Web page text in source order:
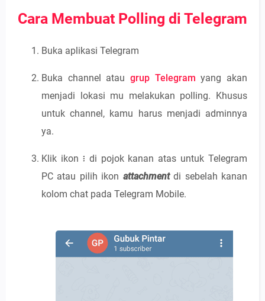
Cara Membuat Polling di Telegram
Buka aplikasi Telegram
Buka channel atau grup Telegram yang akan
menjadi lokasi mu melakukan polling. Khusus
untuk channel, kamu harus menjadi adminnya
ya.
Klik ikon ፧ di pojok kanan atas untuk Telegram
PC atau pilih ikon attachmentdi sebelah kanan
kolom chat pada Telegram Mobile.